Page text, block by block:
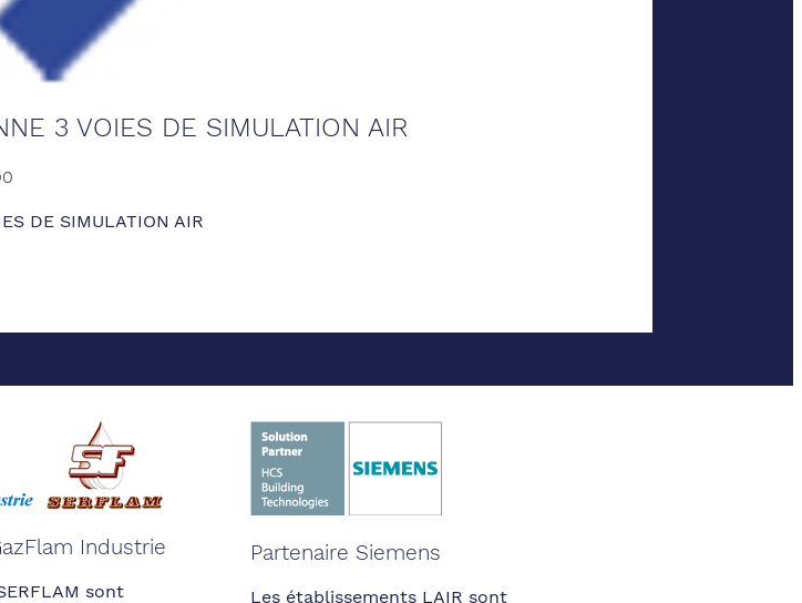
3 VOIES DE SIMULATION AIR
DE SIMULATION AIR
Industrie
sont
Partenaire Siemens
Les établissements LAIR sont